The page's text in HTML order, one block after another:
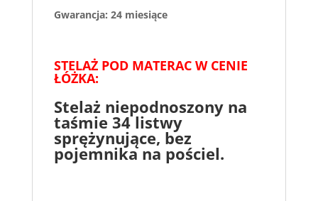
Gwarancja: 24 miesiące
STELAŻ POD MATERAC W CENIE
ŁÓŻKA:
Stelaż niepodnoszony na
taśmie 34 listwy
sprężynujące, bez
pojemnika na pościel.